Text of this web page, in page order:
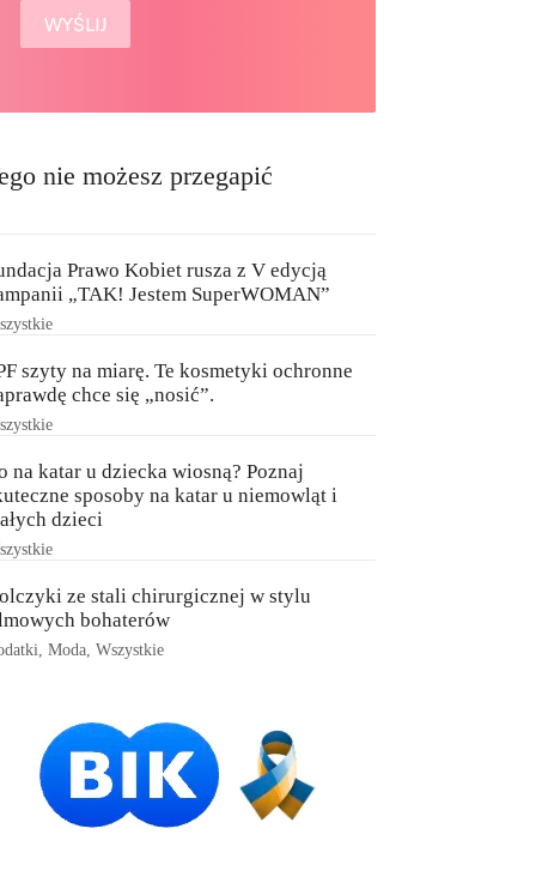
nie możesz przegapić
Prawo Kobiet rusza z V edycją
„TAK! Jestem SuperWOMAN”
szyty na miarę. Te kosmetyki ochronne
chce się „nosić”.
na katar u dziecka wiosną? Poznaj
sposoby na katar u niemowląt i
dzieci
ze stali chirurgicznej w stylu
bohaterów
,Moda ,Wszystkie